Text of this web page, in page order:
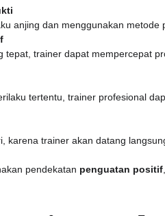
anjing dan menggunakan metode
tepat, trainer dapat mempercepat
tertentu, trainer profesional
karena trainer akan datang
pendekatan penguatan positif